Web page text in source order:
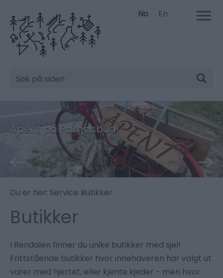
No En
Søk
Åpent på Pargasbua!
Du er her: Service Butikker
Butikker
I Rendalen finner du unike butikker med sjel!
Frittstående butikker hvor innehaveren har valgt ut
varer med hjertet, eller kjente kjeder - men hvor